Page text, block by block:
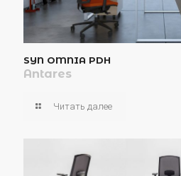
SYN OMNIA PDH
Antares
Читать далее